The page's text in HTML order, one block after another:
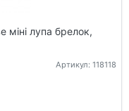
міні лупа брелок,
Артикул: 118118